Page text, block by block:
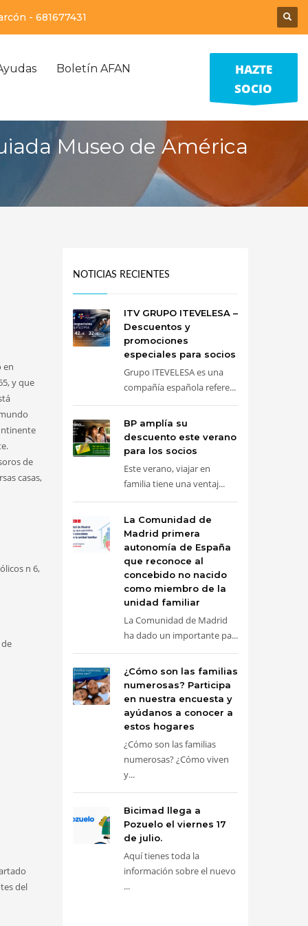
- 681677431
Boletín AFAN
HAZTE
SOCIO
Museo de América
en
y que
de
casas,
n 6,
del
NOTICIAS RECIENTES
ITV GRUPO ITEVELESA –
Descuentos y
promociones
especiales para socios
Grupo ITEVELESA es una
compañía española refere...
BP amplía su
descuento este verano
para los socios
Este verano, viajar en
familia tiene una ventaj...
La Comunidad de
Madrid primera
autonomía de España
que reconoce al
concebido no nacido
como miembro de la
unidad familiar
La Comunidad de Madrid
ha dado un importante pa...
¿Cómo son las familias
numerosas? Participa
en nuestra encuesta y
ayúdanos a conocer a
estos hogares
¿Cómo son las familias
numerosas? ¿Cómo viven
y...
Bicimad llega a
Pozuelo el viernes 17
de julio.
Aquí tienes toda la
información sobre el nuevo
...